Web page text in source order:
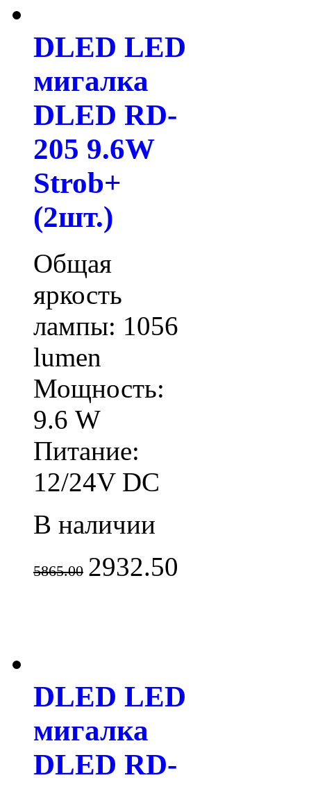
DLED LED
мигалка
DLED RD-
205 9.6W
Strob+
(2шт.)
Общая
яркость
лампы: 1056
lumen
Мощность:
9.6 W
Питание:
12/24V DC
В наличии
5865.00 2932.50
DLED LED
мигалка
DLED RD-